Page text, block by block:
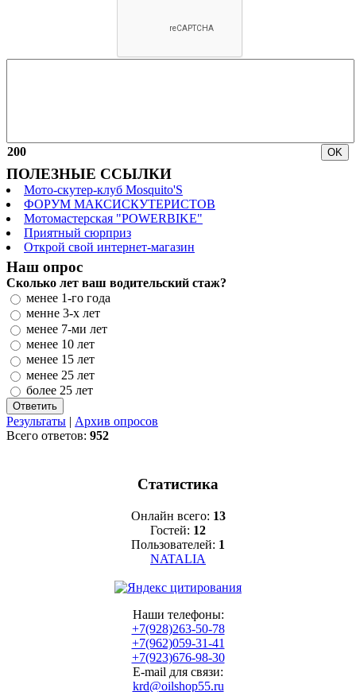
200
ПОЛЕЗНЫЕ ССЫЛКИ
Мото-скутер-клуб Mosquito'S
ФОРУМ МАКСИСКУТЕРИСТОВ
Мотомастерская "POWERBIKE"
Приятный сюрприз
Открой свой интернет-магазин
Наш опрос
Сколько лет ваш водительский стаж?
менее 1-го года
менне 3-х лет
менее 7-ми лет
менее 10 лет
менее 15 лет
менее 25 лет
более 25 лет
Результаты | Архив опросов
Всего ответов: 952
Статистика
Онлайн всего: 13
Гостей: 12
Пользователей: 1
NATALIA
Наши телефоны:
+7(928)263-50-78
+7(962)059-31-41
+7(923)676-98-30
E-mail для связи:
krd@oilshop55.ru